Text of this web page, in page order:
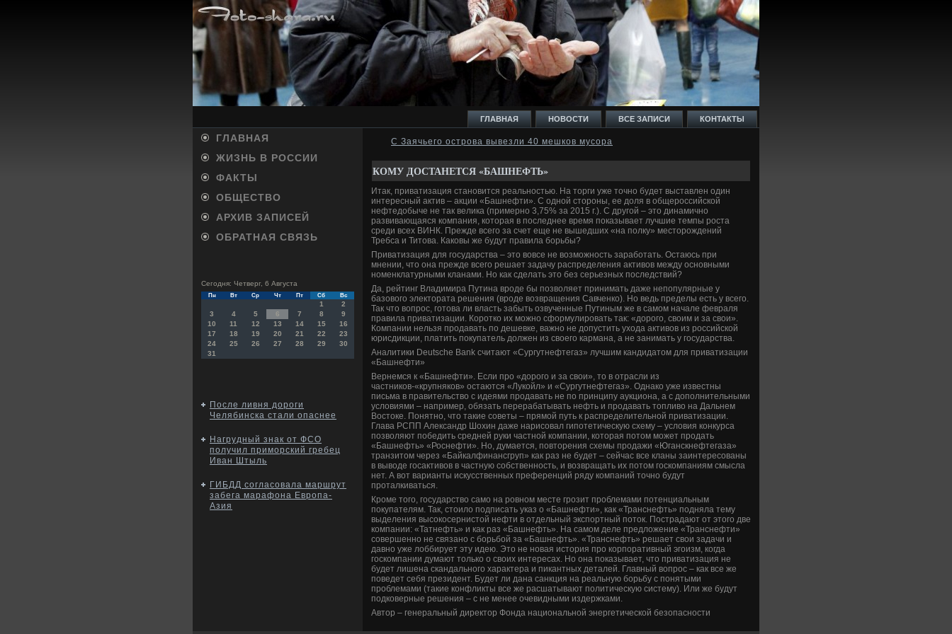
ГЛАВНАЯ НОВОСТИ ВСЕ ЗАПИСИ КОНТАКТЫ
ГЛАВНАЯ
ЖИЗНЬ В РОССИИ
ФАКТЫ
ОБЩЕСТВО
АРХИВ ЗАПИСЕЙ
ОБРАТНАЯ СВЯЗЬ
Сегодня: Четверг, 6 Августа
Пн Вт Ср Чт Пт Сб Вс
1
2
3
4 5 6 7 8
9
10
11 12 13 14 15
16
17
18 19 20 21 22
23
24
25 26 27 28 29
30
31
После ливня дороги
Челябинска стали опаснее
Нагрудный знак от ФСО
получил приморский гребец
Иван Штыль
ГИБДД согласовала маршрут
забега марафона Европа-
Азия
С Заячьего острова вывезли 40 мешков мусора
КОМУ ДОСТАНЕТСЯ «БАШНЕФТЬ»
Итак, приватизация становится реальностью. На торги уже точно будет выставлен один
интересный актив – акции «Башнефти». С одной стороны, ее доля в общероссийской
нефтедобыче не так велика (примерно 3,75% за 2015 г.). С другой – это динамично
развивающаяся компания, которая в последнее время показывает лучшие темпы роста
среди всех ВИНК. Прежде всего за счет еще не вышедших «на полку» месторождений
Требса и Титова. Каковы же будут правила борьбы?
Приватизация для государства – это вовсе не возможность заработать. Остаюсь при
мнении, что она прежде всего решает задачу распределения активов между основными
номенклатурными кланами. Но как сделать это без серьезных последствий?
Да, рейтинг Владимира Путина вроде бы позволяет принимать даже непопулярные у
базового электората решения (вроде возвращения Савченко). Но ведь пределы есть у всего.
Так что вопрос, готова ли власть забыть озвученные Путиным же в самом начале февраля
правила приватизации. Коротко их можно сформулировать так: «дорого, своим и за свои».
Компании нельзя продавать по дешевке, важно не допустить ухода активов из российской
юрисдикции, платить покупатель должен из своего кармана, а не занимать у государства.
Аналитики Deutsche Bank считают «Сургутнефтегаз» лучшим кандидатом для приватизации
«Башнефти»
Вернемся к «Башнефти». Если про «дорого и за свои», то в отрасли из
частников-«крупняков» остаются «Лукойл» и «Сургутнефтегаз». Однако уже известны
письма в правительство с идеями продавать не по принципу аукциона, а с дополнительными
условиями – например, обязать перерабатывать нефть и продавать топливо на Дальнем
Востоке. Понятно, что такие советы – прямой путь к распределительной приватизации.
Глава РСПП Александр Шохин даже нарисовал гипотетическую схему – условия конкурса
позволяют победить средней руки частной компании, которая потом может продать
«Башнефть» «Роснефти». Но, думается, повторения схемы продажи «Юганскнефтегаза»
транзитом через «Байкалфинансгруп» как раз не будет – сейчас все кланы заинтересованы
в выводе госактивов в частную собственность, и возвращать их потом госкомпаниям смысла
нет. А вот варианты искусственных преференций ряду компаний точно будут
проталкиваться.
Кроме того, государство само на ровном месте грозит проблемами потенциальным
покупателям. Так, стоило подписать указ о «Башнефти», как «Транснефть» подняла тему
выделения высокосернистой нефти в отдельный экспортный поток. Пострадают от этого две
компании: «Татнефть» и как раз «Башнефть». На самом деле предложение «Транснефти»
совершенно не связано с борьбой за «Башнефть». «Транснефть» решает свои задачи и
давно уже лоббирует эту идею. Это не новая история про корпоративный эгоизм, когда
госкомпании думают только о своих интересах. Но она показывает, что приватизация не
будет лишена скандального характера и пикантных деталей. Главный вопрос – как все же
поведет себя президент. Будет ли дана санкция на реальную борьбу с понятыми
проблемами (такие конфликты все же расшатывают политическую систему). Или же будут
подковерные решения – с не менее очевидными издержками.
Автор – генеральный директор Фонда национальной энергетической безопасности